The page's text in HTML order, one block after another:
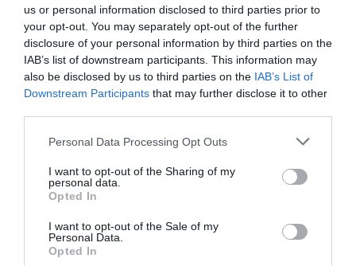
us or personal information disclosed to third parties prior to
your opt-out. You may separately opt-out of the further
disclosure of your personal information by third parties on the
IAB’s list of downstream participants. This information may
also be disclosed by us to third parties on the IAB’s List of
Downstream Participants that may further disclose it to other
Please note that this website/app uses one or more Google
not limited to your visit or usage behaviour. You may click to
grant or deny consent to Google and its third-party tags to
use your data for below specified purposes in below Google
consent section.
Personal Data Processing Opt Outs
I want to opt-out of the Sharing of my
personal data.
Opted In
I want to opt-out of the Sale of my
Personal Data.
Opted In
ARTÍCULOS RELACIONADOS
2026 QUE CULMINARÁ EN EL ANGLIRÚ
La Vuelta Femenina 2026 by Carrefour.es arrancará el